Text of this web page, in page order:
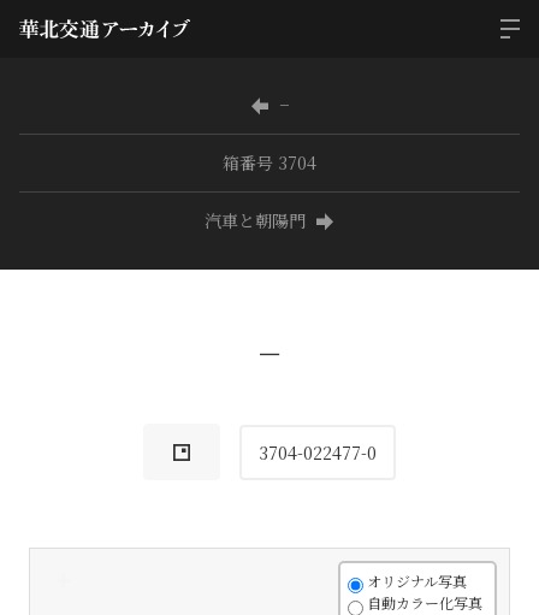
−
箱番号 3704
汽車と朝陽門
−
3704-022477-0
オリジナル写真
自動カラー化写真